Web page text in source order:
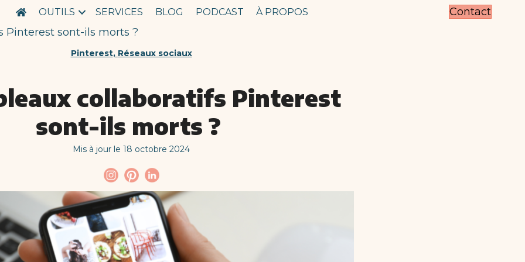
OUTILS SERVICES BLOG PODCAST À PROPOS
Contact
Pinterest sont-ils morts ?
Pinterest, Réseaux sociaux
collaboratifs Pinterest
sont-ils morts ?
Mis à jour le 18 octobre 2024